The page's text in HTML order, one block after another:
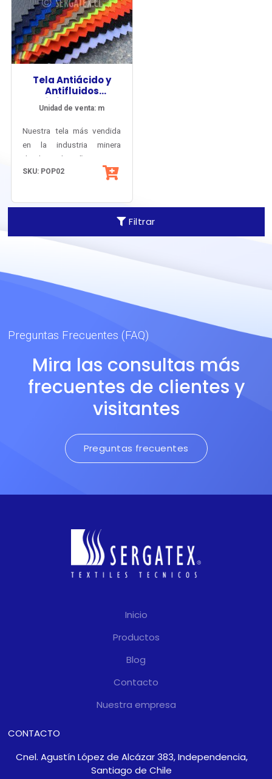
Filtrar
Tela Antiácido y
Antifluidos
Vitriolen® 220
Unidad de venta: m
Nuestra tela más vendida
en la industria minera
desde el año 2000,
imbatible frente al trato
es confortable y preserva
sus propiedades
protectivas de manera
indefinida.
SKU: POP02
Preguntas Frecuentes (FAQ)
Mira las consultas más
frecuentes de clientes y
visitantes
Preguntas frecuentes
Inicio
Productos
Blog
Contacto
Nuestra empresa
CONTACTO
Cnel. Agustín López de Alcázar 383, Independencia,
Santiago de Chile